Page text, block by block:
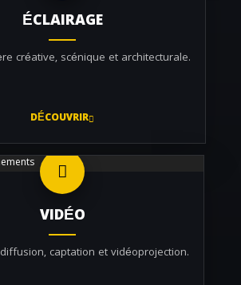
ÉCLAIRAGE
créative, scénique et architecturale.
DÉCOUVRIR
VIDÉO
captation et vidéoprojection.